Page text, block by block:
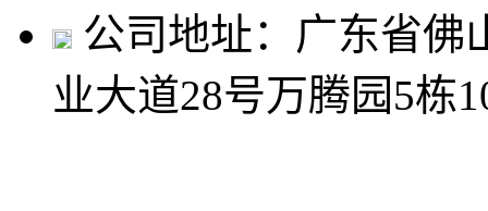
公司地址：广东省佛
业大道28号万腾园5栋